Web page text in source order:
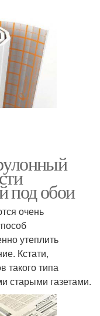
под обои
очень
утеплить
Кстати,
такого типа
старыми газетами.